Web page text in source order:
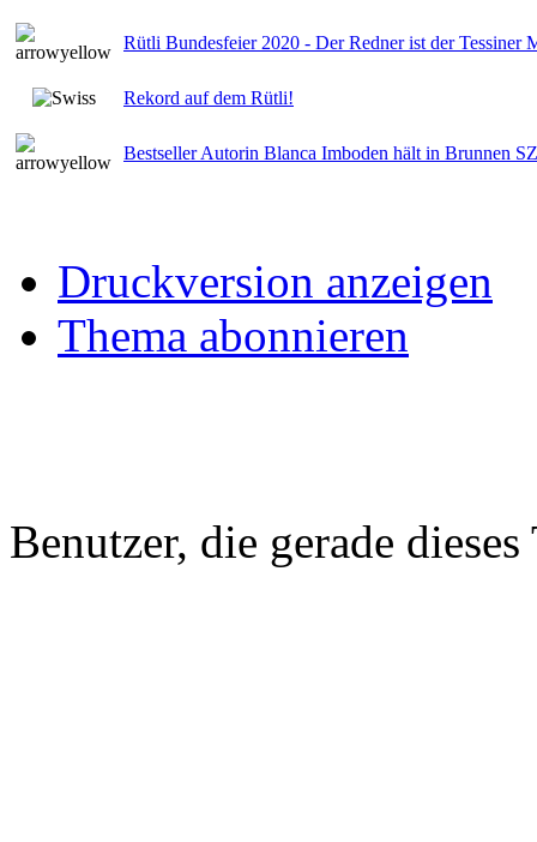
Rütli Bundesfeier 2020 - Der Redner ist der Tessiner
Rekord auf dem Rütli!
Bestseller Autorin Blanca Imboden hält in Brunnen
Druckversion anzeigen
Thema abonnieren
Benutzer, die gerade